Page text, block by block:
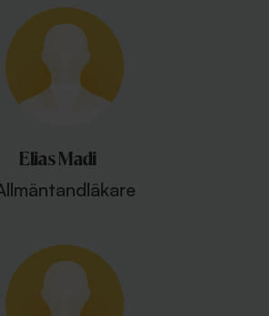
Elias Madi